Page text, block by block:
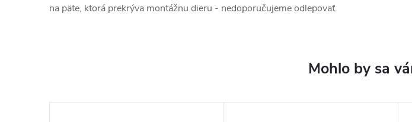
na päte, ktorá prekrýva montážnu dieru - nedoporučujeme odlepovať.